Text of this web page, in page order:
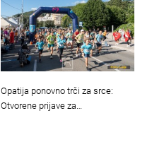
Opatija ponovno trči za srce:
Otvorene prijave za…